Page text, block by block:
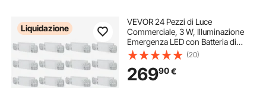
Liquidazione
VEVOR 24 Pezzi di Luce
Commerciale, 3 W, Illuminazione
Emergenza LED con Batteria di
Backup 180 min, Testa Quadrata
Regolabile, Montaggio a Soffitto o a
Parete per Interruzioni di Corrente
Bianchi
(20)
26990€